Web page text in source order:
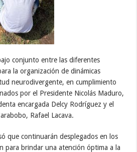
conjunto entre las diferentes
la organización de dinámicas
neurodivergente, en cumplimiento
por el Presidente Nicolás Maduro,
encargada Delcy Rodríguez y el
Rafael Lacava.
que continuarán desplegados en los
para brindar una atención óptima a la